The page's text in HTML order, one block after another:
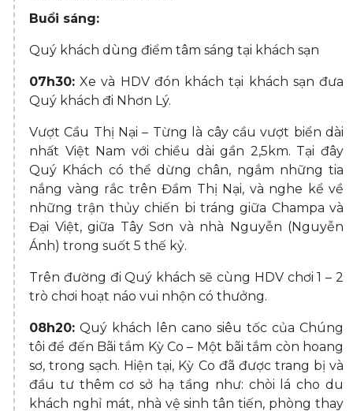
Buổi sáng:
Quý khách dùng điểm tâm sáng tại khách sạn
07h30: Xe và HDV đón khách tại khách sạn đưa
Quý khách đi Nhơn Lý.
Vượt Cầu Thị Nại – Từng là cây cầu vượt biển dài
nhất Việt Nam với chiều dài gần 2,5km. Tại đây
Quý Khách có thể dừng chân, ngắm những tia
nắng vàng rắc trên Đầm Thị Nại, và nghe kể về
những trận thủy chiến bi tráng giữa Champa và
Đại Việt, giữa Tây Sơn và nhà Nguyễn (Nguyễn
Ánh) trong suốt 5 thế kỷ.
Trên đường đi Quý khách sẽ cùng HDV chơi 1 – 2
trò chơi hoạt náo vui nhộn có thưởng.
08h20: Quý khách lên cano siêu tốc của Chúng
tôi để đến Bãi tắm Kỳ Co – Một bãi tắm còn hoang
sơ, trong sạch. Hiện tại, Kỳ Co đã được trang bị và
đầu tư thêm cơ sở hạ tầng như: chòi lá cho du
khách nghỉ mát, nhà vệ sinh tân tiến, phòng thay